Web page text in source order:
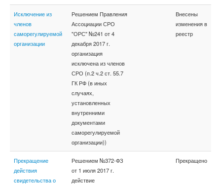
Исключение из
членов
саморегулируемой
организации
Решением Правления
Ассоциации СРО
"ОРС" №241 от 4
декабря 2017 г.
организация
исключена из членов
СРО (п.2 ч.2 ст. 55.7
ГК РФ (в иных
случаях,
установленных
внутренними
документами
саморегулируемой
организации))
Внесены
изменения в
реестр
Прекращение
действия
свидетельства о
Решением №372-ФЗ
от 1 июля 2017 г.
действие
Прекращено